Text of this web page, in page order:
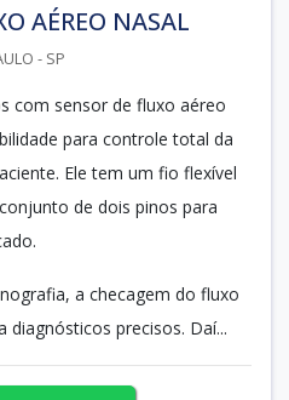
AÉREO NASAL
- SP
com sensor de fluxo aéreo
para controle total da
Ele tem um fio flexível
de dois pinos para
a checagem do fluxo
diagnósticos precisos. Daí...